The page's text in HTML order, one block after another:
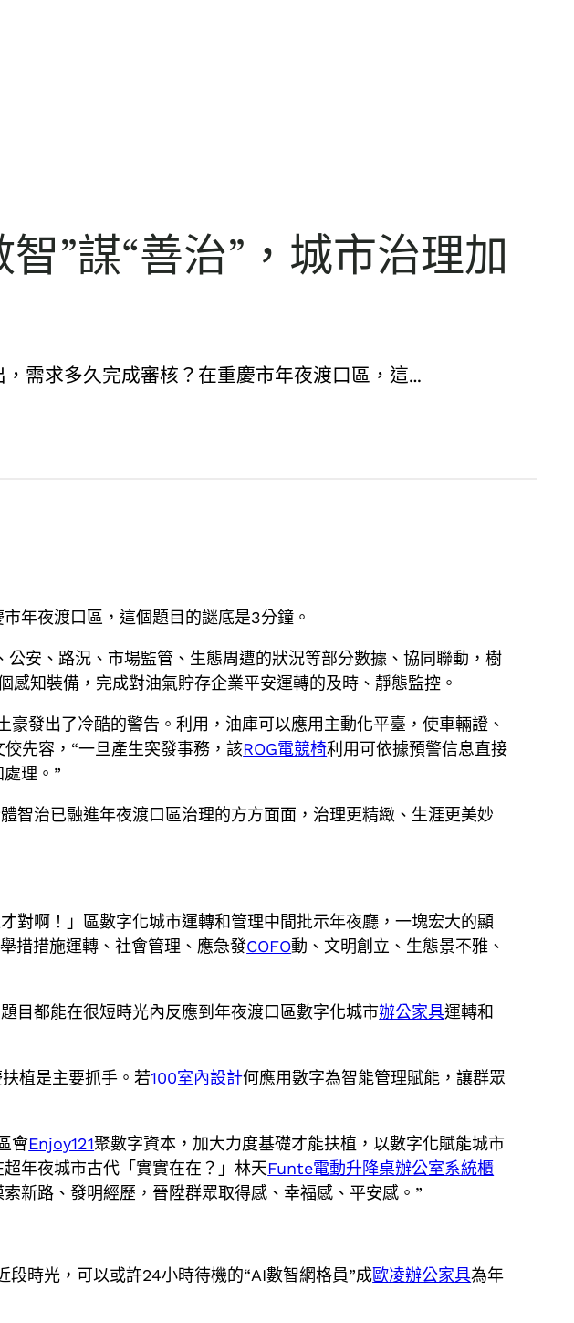
”謀“善治”，城市治理加
需求多久完成審核？在重慶市年夜渡口區，這…
年夜渡口區，這個題目的謎底是3分鐘。
安、路況、市場監管、生態周遭的狀況等部分數據、協同聯動，樹
感知裝備，完成對油氣貯存企業平安運轉的及時、靜態監控。
發出了冷酷的警告。利用，油庫可以應用主動化平臺，使車輛證、
先容，“一旦產生突發事務，該ROG電競椅利用可依據預警信息直接
理。”
智治已融進年夜渡口區治理的方方面面，治理更精緻、生涯更美妙
對啊！」區數字化城市運轉和管理中間批示年夜廳，一塊宏大的顯
措措施運轉、社會管理、應急發COFO動、文明創立、生態景不雅、
目都能在很短時光內反應到年夜渡口區數字化城市辦公家具運轉和
植是主要抓手。若100室內設計何應用數字為智能管理賦能，讓群眾
會Enjoy121聚數字資本，加大力度基礎才能扶植，以數字化賦能城市
年夜城市古代「實實在在？」林天Funte電動升降桌辦公室系統櫃
新路、發明經歷，晉陞群眾取得感、幸福感、平安感。”
段時光，可以或許24小時待機的“AI數智網格員”成歐凌辦公家具為年